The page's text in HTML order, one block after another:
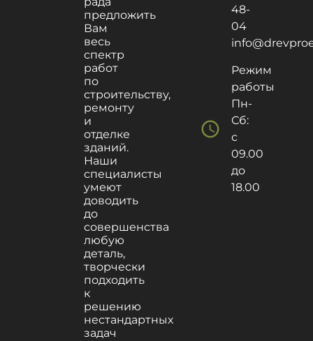
предложить
Вам
весь
спектр
работ
по
строительству,
ремонту
и
отделке
зданий.
Наши
специалисты
умеют
доводить
до
совершенства
любую
деталь,
творчески
подходить
к
решению
нестандартных
задач
48-
04
schedule
Режим
работы
Пн-
Сб:
с
09.00
до
18.00